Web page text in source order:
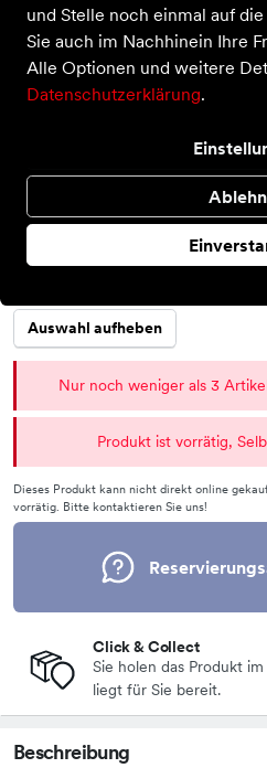
und Stelle noch einmal auf
Sie auch im Nachhinein Ihre
Alle Optionen und weitere
Datenschutzerklärung.
HG Midnded
Preis
30,00 € inkl. MwSt.
Größe
S
M XL
Auswahl aufheben
Nur noch weniger als 3
Produkt ist vorrätig,
Dieses Produkt kann nicht direkt online
vorrätig. Bitte kontaktieren Sie uns!
Click & Collect
Sie holen das Produkt
liegt für Sie bereit.
Beschreibung